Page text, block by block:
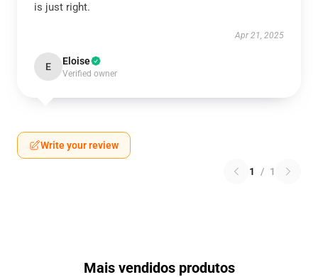
is just right.
Apr 21, 2025
E Eloise
Verified owner
Write your review
1 / 1
Mais vendidos produtos